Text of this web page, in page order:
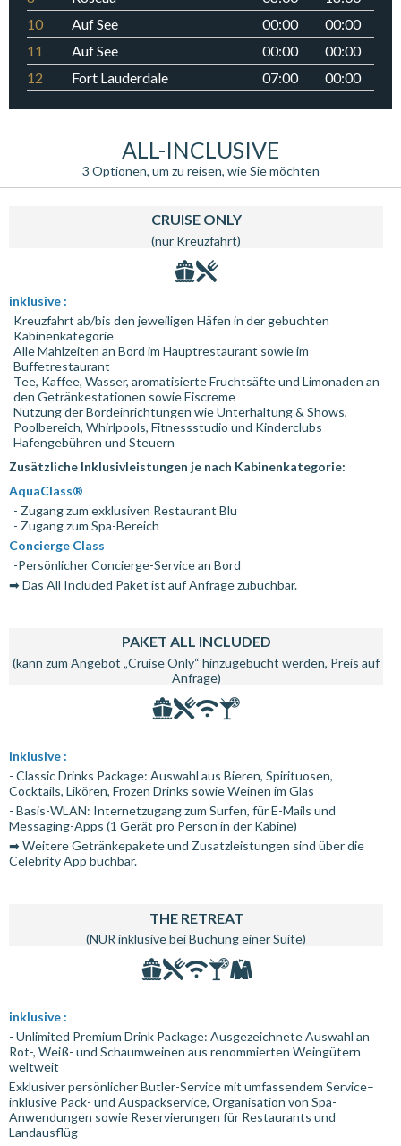
10
Auf See 00:00
00:00
11
Auf See 00:00
00:00
12
Fort Lauderdale 07:00 00:00
ALL-INCLUSIVE
3 Optionen, um zu reisen, wie Sie möchten
CRUISE ONLY
(nur Kreuzfahrt)
inklusive :
Kreuzfahrt ab/bis den jeweiligen Häfen in der gebuchten
Kabinenkategorie
Alle Mahlzeiten an Bord im Hauptrestaurant sowie im
Buffetrestaurant
Tee, Kaffee, Wasser, aromatisierte Fruchtsäfte und Limonaden an
den Getränkestationen sowie Eiscreme
Nutzung der Bordeinrichtungen wie Unterhaltung & Shows,
Poolbereich, Whirlpools, Fitnessstudio und Kinderclubs
Hafengebühren und Steuern
Zusätzliche Inklusivleistungen je nach Kabinenkategorie:
AquaClass®
- Zugang zum exklusiven Restaurant Blu
- Zugang zum Spa-Bereich
Concierge Class
-Persönlicher Concierge-Service an Bord
➡ Das All Included Paket ist auf Anfrage zubuchbar.
PAKET ALL INCLUDED
(kann zum Angebot „Cruise Only“ hinzugebucht werden, Preis auf
Anfrage)
inklusive :
- Classic Drinks Package: Auswahl aus Bieren, Spirituosen,
Cocktails, Likören, Frozen Drinks sowie Weinen im Glas
- Basis-WLAN: Internetzugang zum Surfen, für E-Mails und
Messaging-Apps (1 Gerät pro Person in der Kabine)
➡ Weitere Getränkepakete und Zusatzleistungen sind über die
Celebrity App buchbar.
THE RETREAT
(NUR inklusive bei Buchung einer Suite)
inklusive :
- Unlimited Premium Drink Package: Ausgezeichnete Auswahl an
Rot-, Weiß- und Schaumweinen aus renommierten Weingütern
weltweit
Exklusiver persönlicher Butler-Service mit umfassendem Service–
inklusive Pack- und Auspackservice, Organisation von Spa-
Anwendungen sowie Reservierungen für Restaurants und
Landausflüg